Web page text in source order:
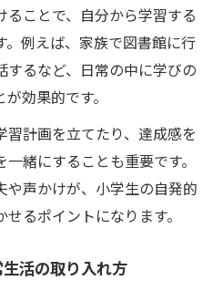
ることで、自分から学習する
例えば、家族で図書館に行
するなど、日常の中に学びの
効果的です。
習計画を立てたり、達成感を
緒にすることも重要です。
声かけが、小学生の自発的
るポイントになります。
活の取り入れ方